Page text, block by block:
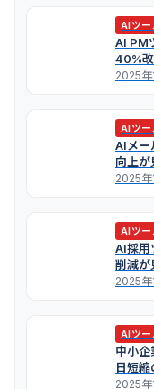
AIツー
AI PM
40%
2025
AIツー
AIメー
向上が
2025
AIツー
AI採用
削減が
2025年
AIツー
中小企
日短縮
2025